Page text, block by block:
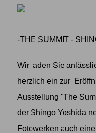
-THE SUMMIT -
Wir laden Sie
herzlich ein zur
Ausstellung "The
der Shingo Yoshida
Fotowerken auch